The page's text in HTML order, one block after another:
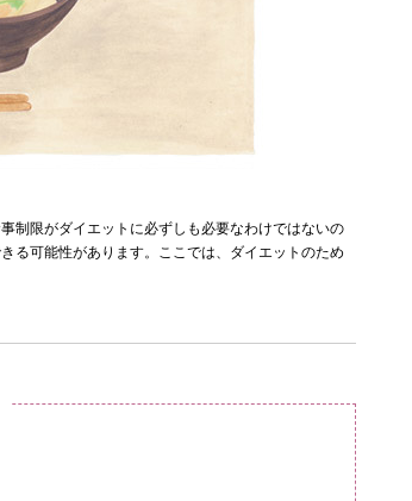
制限がダイエットに必ずしも必要なわけではないの
る可能性があります。ここでは、ダイエットのため